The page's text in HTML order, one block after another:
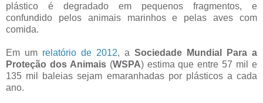
plástico é degradado em pequenos fragmentos, e
confundido pelos animais marinhos e pelas aves com
comida.
Em um relatório de 2012, a Sociedade Mundial Para a
Proteção dos Animais(WSPA) estima que entre 57 mil e
135 mil baleias sejam emaranhadas por plásticos a cada
ano.